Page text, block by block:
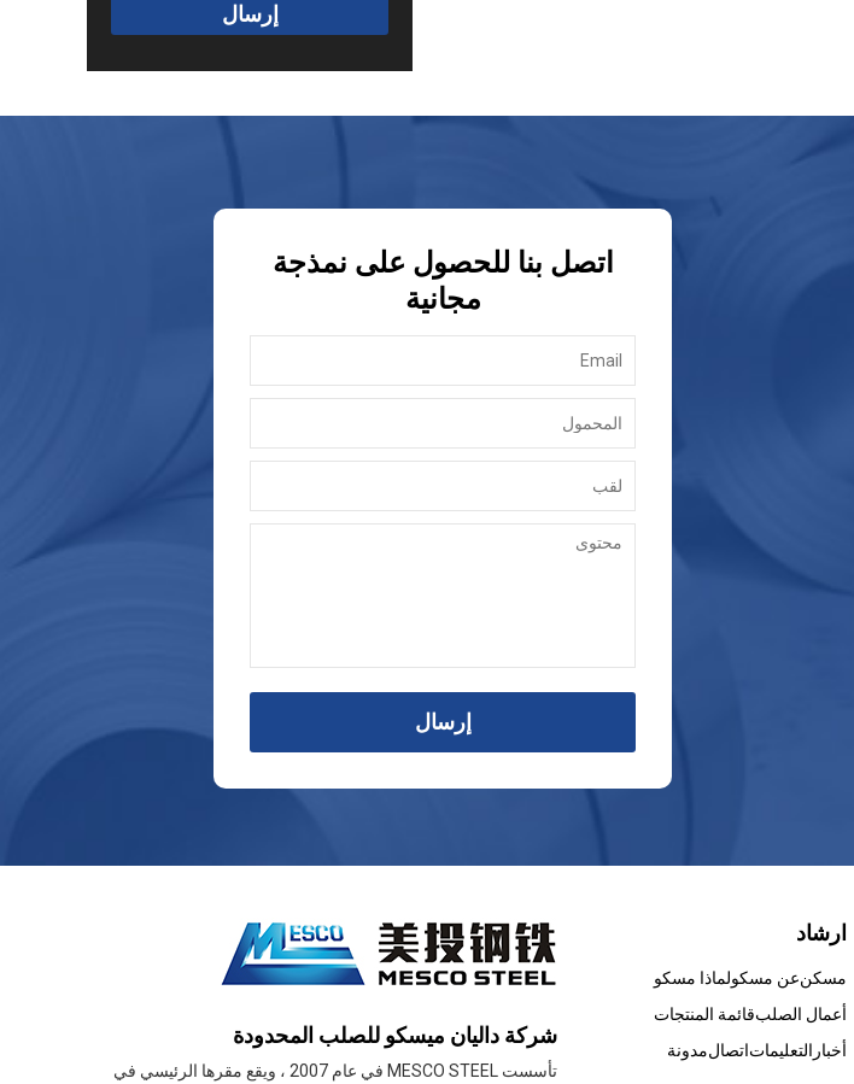
إرسال
اتصل بنا للحصول على نمذجة
مجانية
إرسال
شركة داليان ميسكو للصلب المحدودة
تأسست MESCO STEEL في عام 2007 ، ويقع مقرها الرئيسي في
ارشاد
مسكنعن مسكولماذا مسكو
أعمال الصلبقائمة المنتجات
أخبار التعليماتاتصالمدونة